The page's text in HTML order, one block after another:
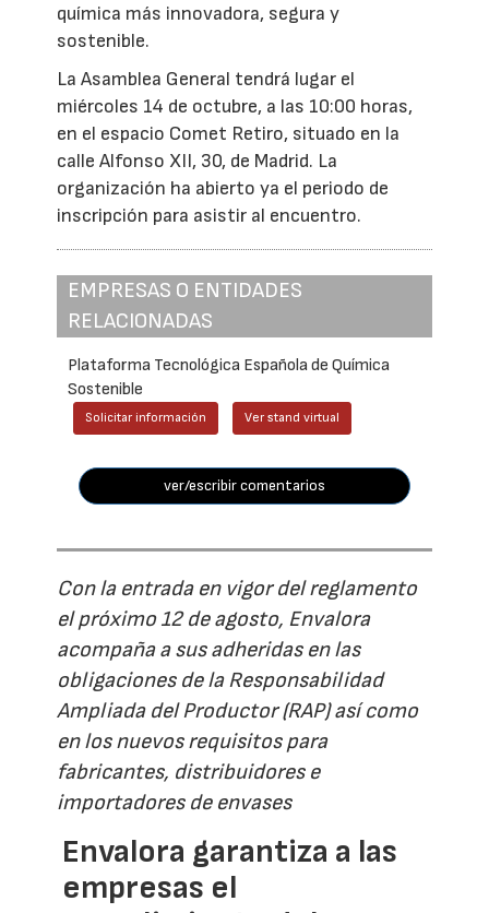
química más innovadora, segura y
sostenible.
La Asamblea General tendrá lugar el
miércoles 14 de octubre, a las 10:00 horas,
en el espacio Comet Retiro, situado en la
calle Alfonso XII, 30, de Madrid. La
organización ha abierto ya el periodo de
inscripción para asistir al encuentro.
EMPRESAS O ENTIDADES
RELACIONADAS
Plataforma Tecnológica Española de Química
Sostenible
Solicitar información Ver stand virtual
ver/escribir comentarios
Con la entrada en vigor del reglamento
el próximo 12 de agosto, Envalora
acompaña a sus adheridas en las
obligaciones de la Responsabilidad
Ampliada del Productor (RAP) así como
en los nuevos requisitos para
fabricantes, distribuidores e
importadores de envases
Envalora garantiza a las
empresas el